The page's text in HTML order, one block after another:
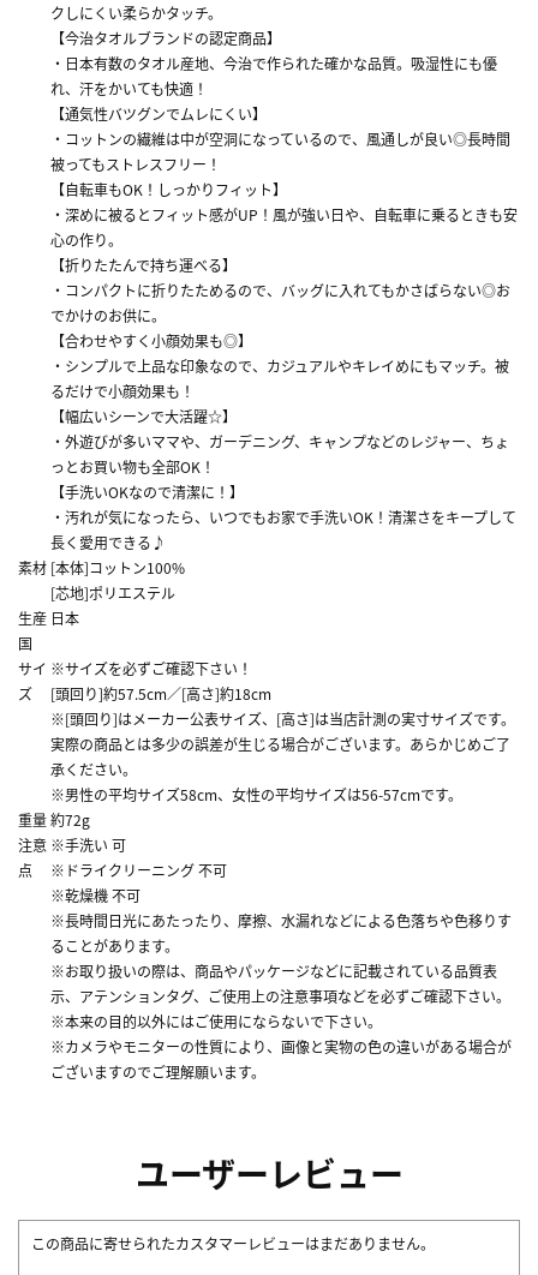
クしにくい柔らかタッチ。
【今治タオルブランドの認定商品】
・日本有数のタオル産地、今治で作られた確かな品質。吸湿性にも優
れ、汗をかいても快適！
【通気性バツグンでムレにくい】
・コットンの繊維は中が空洞になっているので、風通しが良い◎長時間
被ってもストレスフリー！
【自転車もOK！しっかりフィット】
・深めに被るとフィット感がUP！風が強い日や、自転車に乗るときも安
心の作り。
【折りたたんで持ち運べる】
・コンパクトに折りたためるので、バッグに入れてもかさばらない◎お
でかけのお供に。
【合わせやすく小顔効果も◎】
・シンプルで上品な印象なので、カジュアルやキレイめにもマッチ。被
るだけで小顔効果も！
【幅広いシーンで大活躍☆】
・外遊びが多いママや、ガーデニング、キャンプなどのレジャー、ちょ
っとお買い物も全部OK！
【手洗いOKなので清潔に！】
・汚れが気になったら、いつでもお家で手洗いOK！清潔さをキープして
長く愛用できる♪
素材 [本体]コットン100%
[芯地]ポリエステル
生産
国
日本
サイ
ズ
※サイズを必ずご確認下さい！
[頭回り]約57.5cm／[高さ]約18cm
※[頭回り]はメーカー公表サイズ、[高さ]は当店計測の実寸サイズです。
実際の商品とは多少の誤差が生じる場合がございます。あらかじめご了
承ください。
※男性の平均サイズ58cm、女性の平均サイズは56-57cmです。
重量約72g
注意
点
※手洗い 可
※ドライクリーニング 不可
※乾燥機 不可
※長時間日光にあたったり、摩擦、水漏れなどによる色落ちや色移りす
ることがあります。
※お取り扱いの際は、商品やパッケージなどに記載されている品質表
示、アテンションタグ、ご使用上の注意事項などを必ずご確認下さい。
※本来の目的以外にはご使用にならないで下さい。
※カメラやモニターの性質により、画像と実物の色の違いがある場合が
ございますのでご理解願います。
ユーザーレビュー
この商品に寄せられたカスタマーレビューはまだありません。